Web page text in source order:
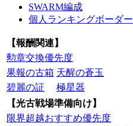
SWARM編成
個人ランキングボーダー
【報酬関連】
勲章交換優先度
果報の古箱 天醒の蒼玉
碧麗の証
極星器
【光古戦場準備向け】
限界超越おすすめ優先度